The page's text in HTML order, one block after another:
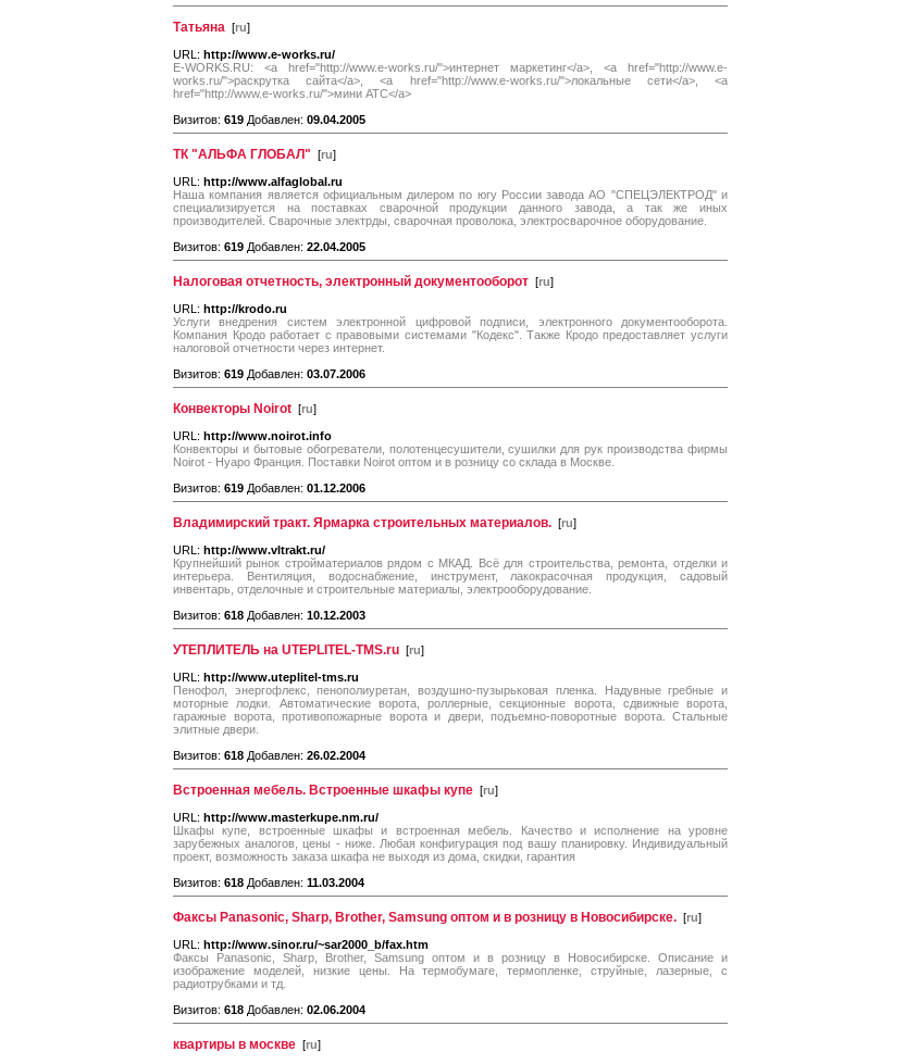
Татьяна [ru]
URL: http://www.e-works.ru/
E-WORKS.RU: <a href="http://www.e-works.ru/">интернет маркетинг</a>, <a href="http://www.e-
works.ru/">раскрутка сайта</a>, <a href="http://www.e-works.ru/">локальные сети</a>, <a
href="http://www.e-works.ru/">мини АТС</a>
Визитов: 619 Добавлен: 09.04.2005
ТК "АЛЬФА ГЛОБАЛ" [ru]
URL: http://www.alfaglobal.ru
Наша компания является официальным дилером по югу России завода АО "СПЕЦЭЛЕКТРОД" и
специализируется на поставках сварочной продукции данного завода, а так же иных
производителей. Сварочные электрды, сварочная проволока, электросварочное оборудование.
Визитов: 619 Добавлен: 22.04.2005
Налоговая отчетность, электронный документооборот [ru]
URL: http://krodo.ru
Услуги внедрения систем электронной цифровой подписи, электронного документооборота.
Компания Кродо работает с правовыми системами "Кодекс". Также Кродо предоставляет услуги
налоговой отчетности через интернет.
Визитов: 619 Добавлен: 03.07.2006
Конвекторы Noirot [ru]
URL: http://www.noirot.info
Конвекторы и бытовые обогреватели, полотенцесушители, сушилки для рук производства фирмы
Noirot - Нуаро Франция. Поставки Noirot оптом и в розницу со склада в Москве.
Визитов: 619 Добавлен: 01.12.2006
Владимирский тракт. Ярмарка строительных материалов. [ru]
URL: http://www.vltrakt.ru/
Крупнейший рынок стройматериалов рядом с МКАД. Всё для строительства, ремонта, отделки и
интерьера. Вентиляция, водоснабжение, инструмент, лакокрасочная продукция, садовый
инвентарь, отделочные и строительные материалы, электрооборудование.
Визитов: 618 Добавлен: 10.12.2003
УТЕПЛИТЕЛЬ на UTEPLITEL-TMS.ru [ru]
URL: http://www.uteplitel-tms.ru
Пенофол, энергофлекс, пенополиуретан, воздушно-пузырьковая пленка. Надувные гребные и
моторные лодки. Автоматические ворота, роллерные, секционные ворота, сдвижные ворота,
гаражные ворота, противопожарные ворота и двери, подъемно-поворотные ворота. Стальные
элитные двери.
Визитов: 618 Добавлен: 26.02.2004
Встроенная мебель. Встроенные шкафы купе [ru]
URL: http://www.masterkupe.nm.ru/
Шкафы купе, встроенные шкафы и встроенная мебель. Качество и исполнение на уровне
зарубежных аналогов, цены - ниже. Любая конфигурация под вашу планировку. Индивидуальный
проект, возможность заказа шкафа не выходя из дома, скидки, гарантия
Визитов: 618 Добавлен: 11.03.2004
Факсы Panasonic, Sharp, Brother, Samsung оптом и в розницу в Новосибирске. [ru]
URL: http://www.sinor.ru/~sar2000_b/fax.htm
Факсы Panasonic, Sharp, Brother, Samsung оптом и в розницу в Новосибирске. Описание и
изображение моделей, низкие цены. На термобумаге, термопленке, струйные, лазерные, с
радиотрубками и тд.
Визитов: 618 Добавлен: 02.06.2004
квартиры в москве [ru]